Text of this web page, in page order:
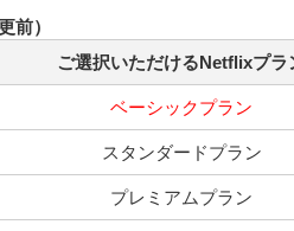
前）
ご選択いただけるNetflixプラ
ベーシックプラン
スタンダードプラン
プレミアムプラン